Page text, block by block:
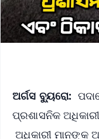
ଅର୍ଗସ ବ୍ୟୁରୋ:
ପ୍ରଶାସନିକ
ଅଧିକାରୀ ମାନଙ୍କ